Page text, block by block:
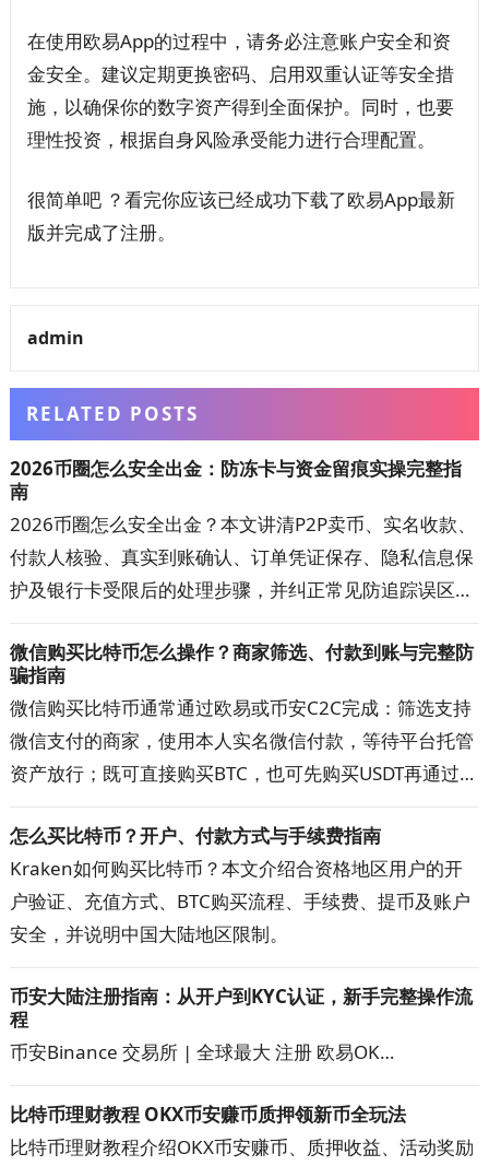
在使用欧易App的过程中，请务必注意账户安全和资
金安全。建议定期更换密码、启用双重认证等安全措
施，以确保你的数字资产得到全面保护。同时，也要
理性投资，根据自身风险承受能力进行合理配置。
很简单吧 ？看完你应该已经成功下载了欧易App最新
版并完成了注册。
admin
RELATED POSTS
2026币圈怎么安全出金：防冻卡与资金留痕实操完整指
南
2026币圈怎么安全出金？本文讲清P2P卖币、实名收款、
付款人核验、真实到账确认、订单凭证保存、隐私信息保
护及银行卡受限后的处理步骤，并纠正常见防追踪误区。
误收涉诈款和账户异常的概率，出现问题时也更容易提交
完整材料。
微信购买比特币怎么操作？商家筛选、付款到账与完整防
骗指南
微信购买比特币通常通过欧易或币安C2C完成：筛选支持
微信支付的商家，使用本人实名微信付款，等待平台托管
资产放行；既可直接购买BTC，也可先购买USDT再通过
选区、商家筛选、扫码或好友转账、手续费、到账时间和
订单申诉。操作前先看防骗清单，避免付错款、超时取消
和平台外交易。
怎么买比特币？开户、付款方式与手续费指南
Kraken如何购买比特币？本文介绍合资格地区用户的开
户验证、充值方式、BTC购买流程、手续费、提币及账户
安全，并说明中国大陆地区限制。
币安大陆注册指南：从开户到KYC认证，新手完整操作流
程
币安Binance 交易所 | 全球最大 注册 欧易OK…
比特币理财教程 OKX币安赚币质押领新币全玩法
比特币理财教程介绍OKX币安赚币、质押收益、活动奖励